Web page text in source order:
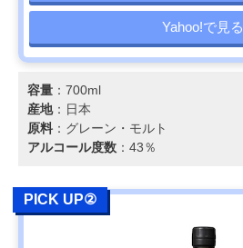
Yahoo!で見る
容量 ：700ml
産地：日本
原料 ：グレーン・モルト
アルコール度数 ：43％
PICK UP②